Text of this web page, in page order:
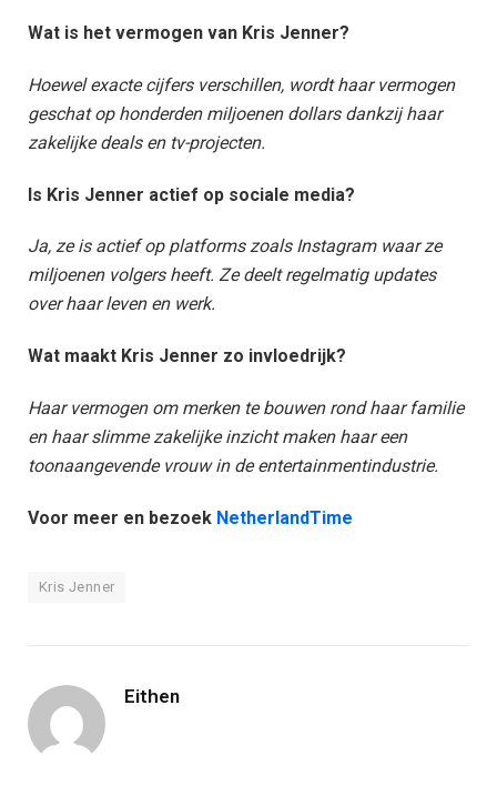
Wat is het vermogen van Kris Jenner?
Hoewel exacte cijfers verschillen, wordt haar vermogen
geschat op honderden miljoenen dollars dankzij haar
zakelijke deals en tv-projecten.
Is Kris Jenner actief op sociale media?
Ja, ze is actief op platforms zoals Instagram waar ze
miljoenen volgers heeft. Ze deelt regelmatig updates
over haar leven en werk.
Wat maakt Kris Jenner zo invloedrijk?
Haar vermogen om merken te bouwen rond haar familie
en haar slimme zakelijke inzicht maken haar een
toonaangevende vrouw in de entertainmentindustrie.
Voor meer en bezoek NetherlandTime
Kris Jenner
Eithen